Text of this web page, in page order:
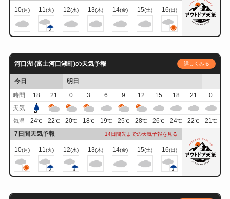
10(月) 11(火) 12(水) 13(木) 14(金) 15(土) 16(日)
河口湖 (富士河口湖町)の天気予報 詳しくみる
今日
明日
時間
18 21 0 3 6 9 12 15 18 21
0
天気
気温 24℃ 22℃ 20℃ 18℃ 19℃ 25℃ 28℃ 26℃ 24℃ 22℃ 21℃
7日間天気予報 14日間先までの天気予報を見る
10(月) 11(火) 12(水) 13(木) 14(金) 15(土) 16(日)